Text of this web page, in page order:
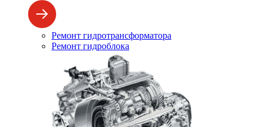
Ремонт гидротрансформатора
Ремонт гидроблока